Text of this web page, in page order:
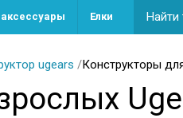
Елки
ugears /Конструкторы